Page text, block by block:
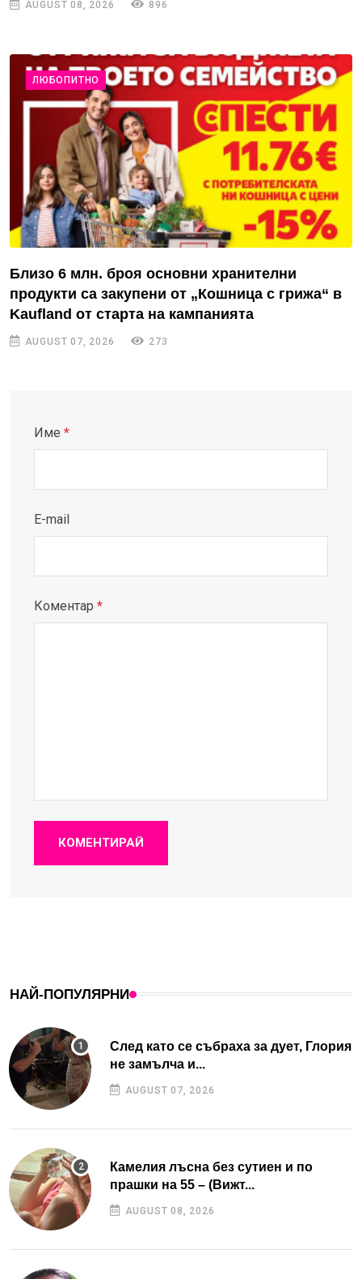
AUGUST 08, 2026 896
ЛЮБОПИТНО
Близо 6 млн. броя основни хранителни
продукти са закупени от „Кошница с грижа“ в
Kaufland от старта на кампанията
AUGUST 07, 2026 273
Име *
E-mail
Коментар *
КОМЕНТИРАЙ
НАЙ-ПОПУЛЯРНИ
След като се събраха за дует, Глория
не замълча и...
AUGUST 07, 2026
Камелия лъсна без сутиен и по
прашки на 55 – (Вижт...
AUGUST 08, 2026